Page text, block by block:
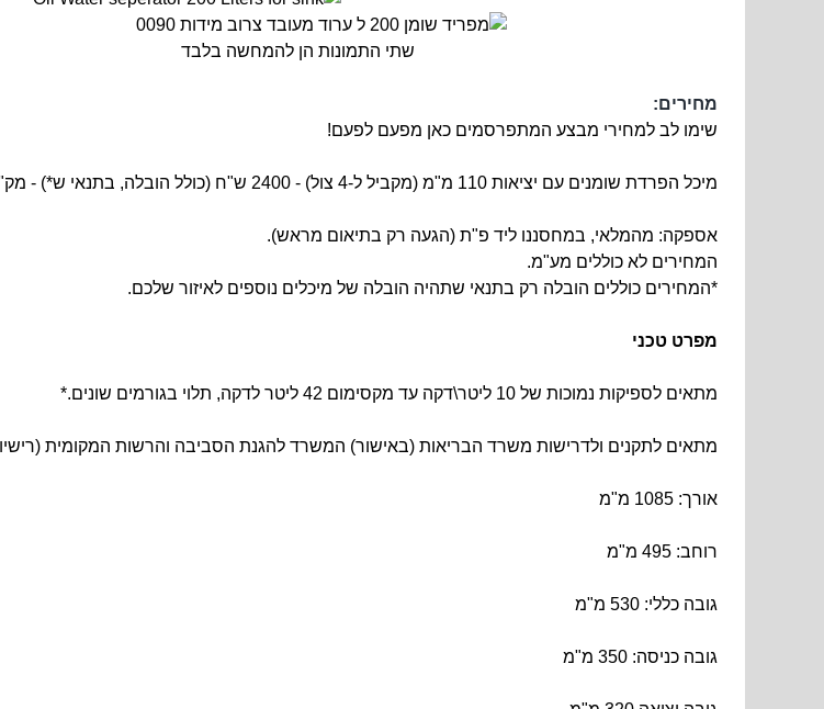
שתי התמונות הן להמחשה בלבד
מחירים:
שימו לב למחירי מבצע המתפרסמים כאן מפעם לפעם!
מיכל הפרדת שומנים עם יציאות 110 מ"מ (מקביל ל-4 צול) - 2400 ש"ח (כולל הובלה, בתנאי ש*) - מק"ט 80674959
אספקה: מהמלאי, במחסננו ליד פ"ת (הגעה רק בתיאום מראש).
המחירים לא כוללים מע"מ.
*המחירים כוללים הובלה רק בתנאי שתהיה הובלה של מיכלים נוספים לאיזור שלכם.
מפרט טכני
מתאים לספיקות נמוכות של 10 ליטר\דקה עד מקסימום 42 ליטר לדקה, תלוי בגורמים שונים.*
מתאים לתקנים ולדרישות משרד הבריאות (באישור) המשרד להגנת הסביבה והרשות המקומית
אורך: 1085 מ"מ
רוחב: 495 מ"מ
גובה כללי: 530 מ"מ
גובה כניסה: 350 מ"מ